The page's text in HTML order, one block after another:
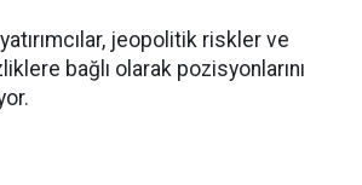
jeopolitik riskler ve
bağlı olarak pozisyonlarını